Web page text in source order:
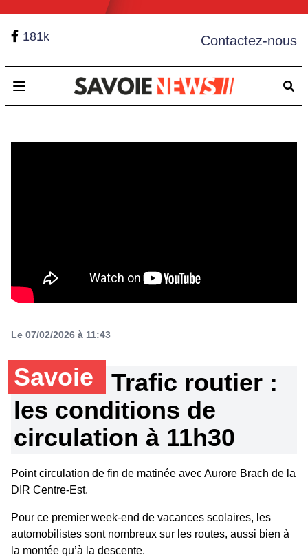
181k Contactez-nous
Open main menu
Le 07/02/2026 à 11:43
Savoie
Trafic routier :
les conditions de
circulation à 11h30
Point circulation de fin de matinée avec Aurore Brach de la
DIR Centre-Est.
Pour ce premier week-end de vacances scolaires, les
automobilistes sont nombreux sur les routes, aussi bien à
la montée qu’à la descente.